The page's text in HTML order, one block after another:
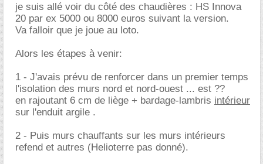
je suis allé voir du côté des chaudières : HS Innova
20 par ex 5000 ou 8000 euros suivant la version.
Va falloir que je joue au loto.
Alors les étapes à venir:
1 - J'avais prévu de renforcer dans un premier temps
l'isolation des murs nord et nord-ouest ... est ??
en rajoutant 6 cm de liège + bardage-lambris intérieur
sur l'enduit argile .
2 - Puis murs chauffants sur les murs intérieurs
refend et autres (Helioterre pas donné).